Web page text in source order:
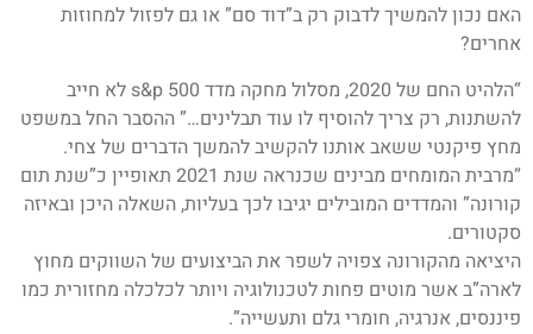
האם נכון להמשיך לדבוק רק ב”דוד סם” או גם לפזול למחוזות
אחרים?
“הלהיט החם של 2020, מסלול מחקה מדד s&p 500 לא חייב
להשתנות, רק צריך להוסיף לו עוד תבלינים…” ההסבר החל במשפט
מחץ פיקנטי ששאב אותנו להקשיב להמשך הדברים של צחי.
“מרבית המומחים מבינים שכנראה שנת 2021 תאופיין כ”שנת תום
קורונה” והמדדים המובילים יגיבו לכך בעליות, השאלה היכן ובאיזה
סקטורים.
היציאה מהקורונה צפויה לשפר את הביצועים של השווקים מחוץ
לארה”ב אשר מוטים פחות לטכנולוגיה ויותר לכלכלה מחזורית כמו
פיננסים, אנרגיה, חומרי גלם ותעשייה”.